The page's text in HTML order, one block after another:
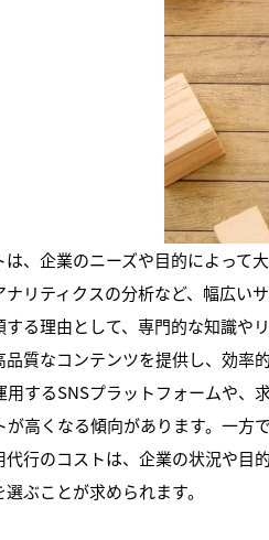
は、企業のニーズや目的によって
リティクスの分析など、幅広い
する理由として、専門的な知識
質なコンテンツを提供し、効率
するSNSプラットフォームや
高くなる傾向があります。一方
代行のコストは、企業の状況や
ぶことが求められます。